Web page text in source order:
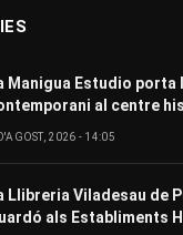
Manigua Estudio porta
al centre
2026 - 14:05
Llibreria Viladesau de
als Establiments